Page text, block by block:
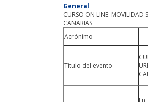
General
CURSO ON LINE: MOVILIDAD
CANARIAS
Acrónimo
Titulo del evento